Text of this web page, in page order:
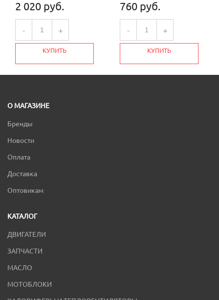
2 020 руб.
- +
КУПИТЬ
760 руб.
- +
КУПИТЬ
О МАГАЗИНЕ
Бренды
Новости
Оплата
Доставка
Оптовикам
КАТАЛОГ
ДВИГАТЕЛИ
ЗАПЧАСТИ
МАСЛО
МОТОБЛОКИ